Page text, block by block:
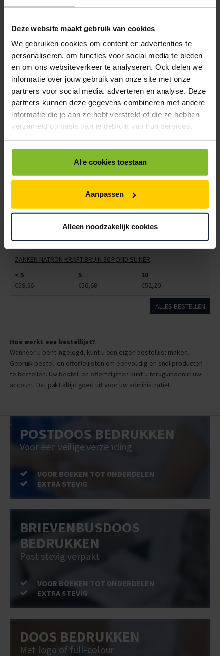
Deze website maakt gebruik van cookies
We gebruiken cookies om content en advertenties te
personaliseren, om functies voor social media te bieden
en om ons websiteverkeer te analyseren. Ook delen we
informatie over jouw gebruik van onze site met onze
partners voor social media, adverteren en analyse. Deze
partners kunnen deze gegevens combineren met andere
informatie die je aan ze hebt verstrekt of die ze hebben
verzameld op basis van je gebruik van hun services.
Alle cookies toestaan
Aanpassen
Alleen noodzakelijk cookies
< 5
ZAKKEN NATRON KRAFT BRUIN 10 POND SUIKER
< 5
5
10
€58,23
€55,32 €50,96
6505091 €0,00
ZAKKEN NATRON KRAFT BRUIN 12½ POND SUIKER
< 5
5
10
€58,23
€55,32 €50,96
ZAKKEN NATRON KRAFT BRUIN 15 POND SUIKER
< 5
5
10
6505095 €0,00
ZAKKEN NATRON KRAFT BRUIN 30 POND SUIKER
< 5
5
10
€59,66
€56,68 €52,20
ALLES BESTELLEN
Hoe werkt een bestellijst?
Wanneer u bent ingelogd, kunt u een eigen bestellijst maken.
Gebruik bestel- en offertelijsten om eenvoudig en snel producten
te bestellen. Uw bestel- en offertelijsten kunt u terugvinden in uw
account. Dat pakt altijd goed uit voor uw administratie!
POSTDOOS BEDRUKKEN
Voor een veilige verzending
VOOR BOEKEN TOT ONDERDELEN
EXTRA STEVIG
BRIEVENBUSDOOS
BEDRUKKEN
Post stevig verpakt
VOOR BOEKEN TOT ONDERDELEN
EXTRA STEVIG
DOOS BEDRUKKEN
Met logo of full-colour